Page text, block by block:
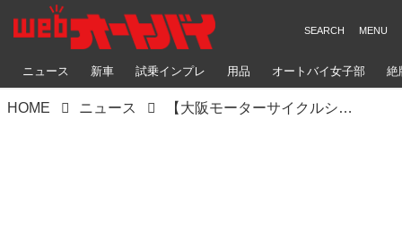
ニュース 新車 試乗インプレ 用品 オートバイ女子部 絶
HOME ニュース 【大阪モーターサイクルショー2022速報】ホンダ編｜「ホーク11」「ダックス125」を世界初公開！ 新型クロスカブ110も登場